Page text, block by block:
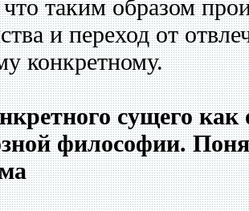
что таким образом
и переход от
конкретному.
сущего как
философии.